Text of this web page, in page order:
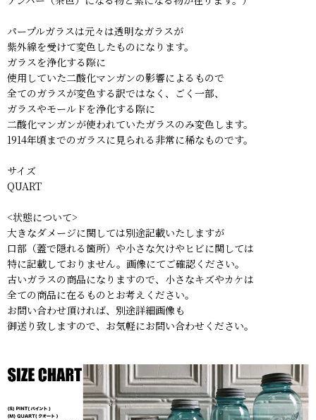
パープルガラスは元々は透明なガラスが
紫外線を受けて変色したものになります。
ガラスを浄化する際に
使用していた二酸化マンガンの影響によるもので
全てのガラスが変色する訳ではなく、ごく一部、
ガラスやモールドを浄化する際に
二酸化マンガンが使われていたガラスのみ変色します。
1914年頃までのガラスに見られる非常に稀なものです。
サイズ
QUART
<状態について>
大きなダメージに関しては別途記載いたしますが
口部（蓋で隠れる箇所）や小さな欠けやヒビに関しては
特に記載しておりません。画像にてご確認ください。
古いガラスの商品になりますので、小さなキズやカケは
全ての商品に在るものとお考えください。
お問い合わせ頂ければ、別途詳細画像も
御送り致しますので、お気軽にお問い合わせください。